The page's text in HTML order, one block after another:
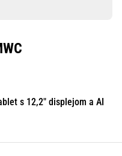
s 12,2″ displejom a AI